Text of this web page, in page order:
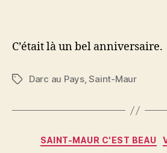
C’était là un bel anniversaire.
Étiquettes
Darc au Pays,Saint-Maur
SAINT-MAUR C'EST BEAU